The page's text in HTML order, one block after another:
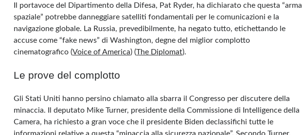
Il portavoce del Dipartimento della Difesa, Pat Ryder, ha dichiarato che questa “arma
spaziale” potrebbe danneggiare satelliti fondamentali per le comunicazioni e la
navigazione globale. La Russia, prevedibilmente, ha negato tutto, etichettando le
accuse come “fake news” di Washington, degne del miglior complotto
cinematografico​ (Voice of America) (The Diplomat)​.
Le prove del complotto
Gli Stati Uniti hanno persino chiamato alla sbarra il Congresso per discutere della
minaccia. Il deputato Mike Turner, presidente della Commissione di Intelligence della
Camera, ha richiesto a gran voce che il presidente Biden declassifichi tutte le